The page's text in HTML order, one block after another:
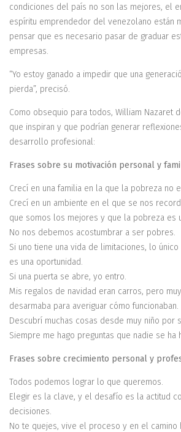
condiciones del país no son las mejores, el
espíritu emprendedor del venezolano están
pensar que es necesario pasar de graduar
empresas.
“Yo estoy ganado a impedir que una
pierda”, precisó.
Como obsequio para todos, William Nazaret
que inspiran y que podrían generar
desarrollo profesional:
Frases sobre su motivación personal y
Crecí en una familia en la que la pobreza no
Crecí en un ambiente en el que se nos
que somos los mejores y que la pobreza es
No nos debemos acostumbrar a ser pobres.
Si uno tiene una vida de limitaciones, lo
es una oportunidad.
Si una puerta se abre, yo entro.
Mis regalos de navidad eran carros, pero
desarmaba para averiguar cómo funcionaban.
Descubrí muchas cosas desde muy niño por
Siempre me hago preguntas que nadie se ha
Frases sobre crecimiento personal y
Todos podemos lograr lo que queremos.
Elegir es la clave, y el desafío es la actitud
decisiones.
No te quejes, vive el proceso y en el camino